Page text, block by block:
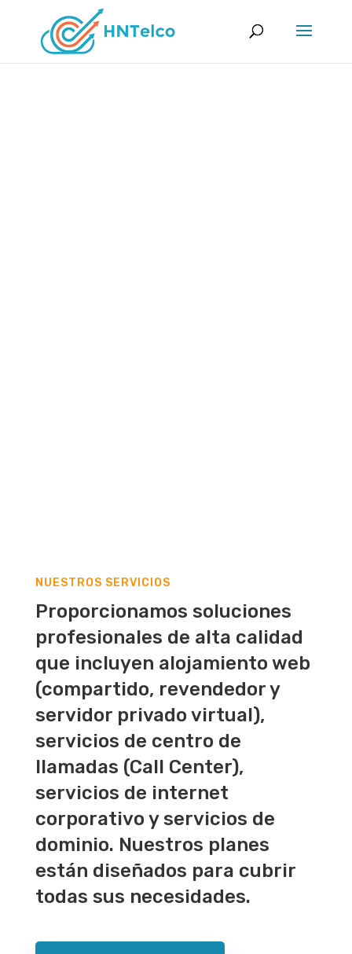
NUESTROS SERVICIOS
Proporcionamos soluciones
profesionales de alta calidad
que incluyen alojamiento web
(compartido, revendedor y
servidor privado virtual),
servicios de centro de
llamadas (Call Center),
servicios de internet
corporativo y servicios de
dominio. Nuestros planes
están diseñados para cubrir
todas sus necesidades.